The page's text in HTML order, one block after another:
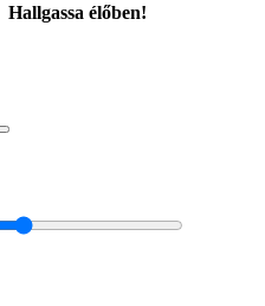
Hallgassa élőben!